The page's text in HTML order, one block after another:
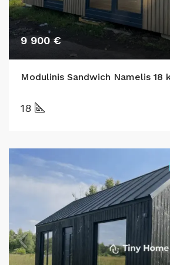
9 900 €
Modulinis Sandwich Namelis 18
18